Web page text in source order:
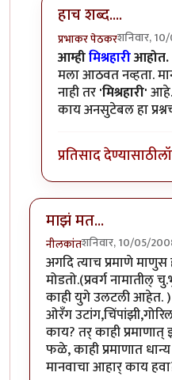
हाच शब्द....
प्रभाकर पेठकरशनिवार,
In reply toमस्त
आम्हीमिश्रहारीआहोत.
मला आठवत नव्हता.
नाही तर'मिश्रहारी'
काय अनसुटेबल हा
प्रतिसाद देण्यासाठी
माझं मत...
नीलकांतशनिवार, 10/05/
अगदि त्याच प्रमाणे माणुस
मोडतो.(प्रवर्ग नामातील्
काही युगे उलटली आहेत. )
ओरँग
काय? तर् काही
फळे, काही प्रमाणात
मानवाचा आहार् काय